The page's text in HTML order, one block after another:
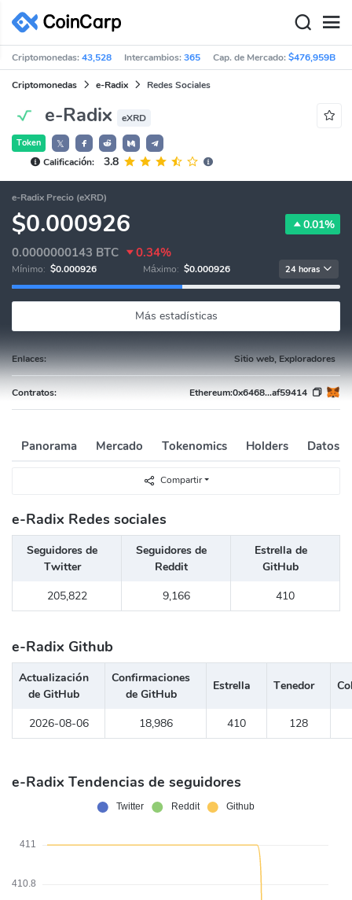
Criptomonedas:43,528 Intercambios:365 Cap. de Mercado:$476,959B
Criptomonedas e-Radix Redes Sociales
e-Radix eXRD
Token
𝕏
Calificación:
3.8
e-Radix Precio (eXRD)
$0.000926 0.01%
0.0000000143 BTC 0.34%
Mínimo: $0.000926 Máximo: $0.000926 24 horas
Más estadísticas
Enlaces: Sitio web, Exploradores
Contratos: Ethereum:0x6468...af59414
Panorama Mercado Tokenomics Holders Datos
Compartir
e-Radix Redes sociales
Seguidores de
Twitter
Seguidores de
Reddit
Estrella de
GitHub
205,822
9,166 410
e-Radix Github
Actualización
de GitHub
Confirmaciones
de GitHub
Estrella Tenedor
2026-08-06 18,986 410 128
e-Radix Tendencias de seguidores